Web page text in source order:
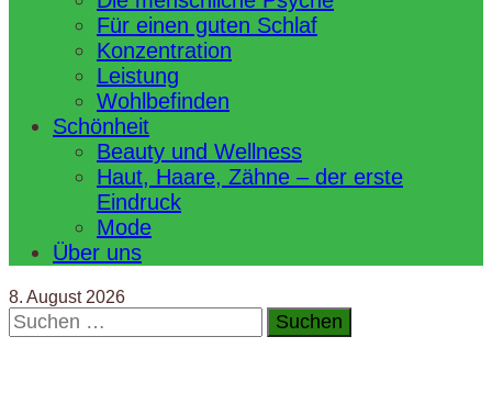
Für einen guten Schlaf
Konzentration
Leistung
Wohlbefinden
Schönheit
Beauty und Wellness
Haut, Haare, Zähne – der erste
Eindruck
Mode
Über uns
8. August 2026
Suchen
nach: